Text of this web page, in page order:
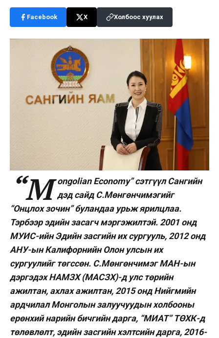
Facebook X Холбоос хуулах
“M ongolian Economy” сэтгүүл Сангийн
дэд сайд С.Мөнгөнчимэгийг
“Онцлох зочин” буландаа урьж ярилцлаа.
Тэрбээр эдийн засагч мэргэжилтэй. 2001 онд
МУИС-ийн Эдийн засгийн их сургууль, 2012 онд
АНУ-ын Калифорнийн Олон улсын их
сургуулийг төгссөн. С.Мөнгөнчимэг МАН-ын
дэргэдэх НАМЗХ (МАСЗХ)-д улс төрийн
ажилтан, ахлах ажилтан, 2015 онд Нийгмийн
ардчилал Монголын залуучуудын холбооны
ерөнхий нарийн бичгийн дарга, “МИАТ” ТӨХК-д
төлөвлөлт, эдийн засгийн хэлтсийн дарга, 2016-